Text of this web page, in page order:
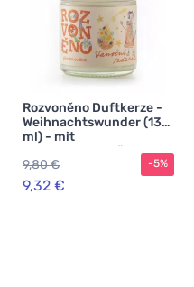
Rozvoněno Duftkerze -
Weihnachtswunder (130
ml) - mit
Lebkuchengewürz
9,80 €
9,32 €
-5%